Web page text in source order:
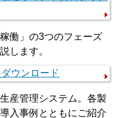
働」の3つのフェーズ
します。
産管理システム。各製
入事例とともにご紹介